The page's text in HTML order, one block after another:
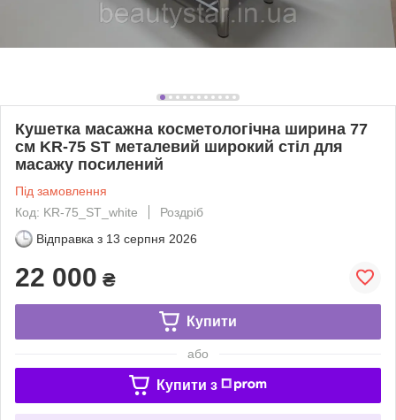
Кушетка масажна косметологічна ширина 77
см KR-75 ST металевий широкий стіл для
масажу посилений
Під замовлення
Код: KR-75_ST_white
Роздріб
Відправка з 13 серпня 2026
22 000 ₴
Купити
або
Купити з